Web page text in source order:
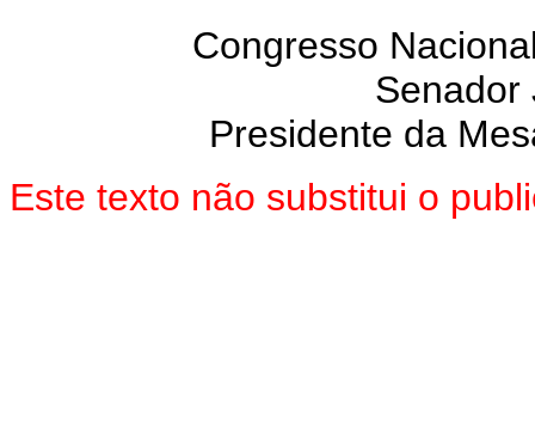
Congresso
Senador
Presidente da
Este texto não substitui o